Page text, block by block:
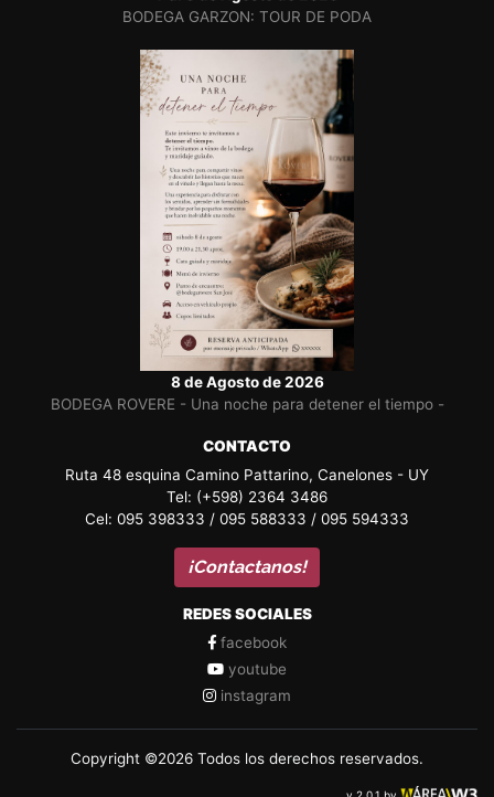
BODEGA GARZON: TOUR DE PODA
8 de Agosto de 2026
BODEGA ROVERE - Una noche para detener el tiempo -
CONTACTO
Ruta 48 esquina Camino Pattarino, Canelones - UY
Tel: (+598) 2364 3486
Cel: 095 398333 / 095 588333 / 095 594333
¡Contactanos!
REDES SOCIALES
facebook
youtube
instagram
Copyright ©2026 Todos los derechos reservados.
v.2.0.1 by